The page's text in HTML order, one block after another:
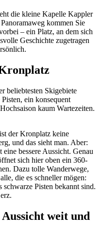
die kleine Kapelle Kappler
kommen Sie
– ein Platz, an dem sich
Geschichte zugetragen
beliebtesten Skigebiete
ein konsequent
kaum Wartezeiten.
der Kronplatz keine
und das sieht man. Aber:
bessere Aussicht. Genau
sich hier oben ein 360-
Dazu tolle Wanderwege,
die es schneller mögen:
Pisten bekannt sind.
weit und